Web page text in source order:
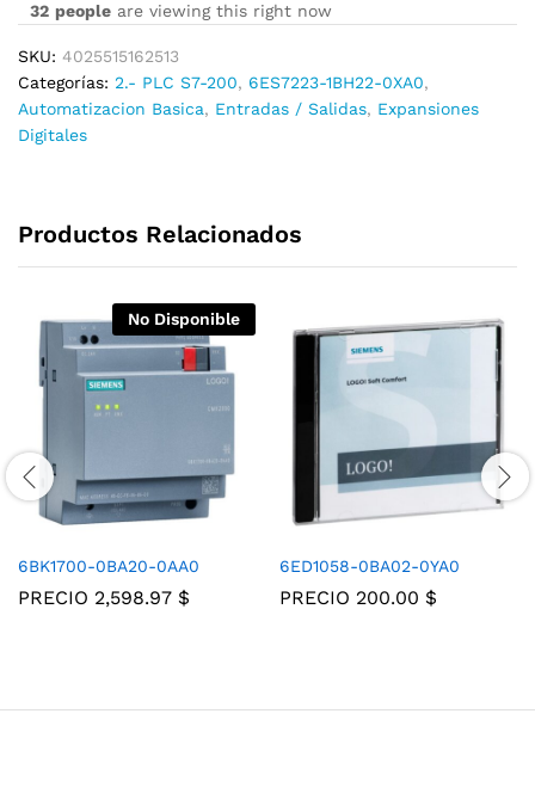
32 people are viewing this right now
SKU: 4025515162513
Categorías: 2.- PLC S7-200, 6ES7223-1BH22-0XA0,
Automatizacion Basica, Entradas / Salidas, Expansiones
Digitales
Productos Relacionados
No Disponible
6BK1700-0BA20-0AA0
PRECIO 2,598.97 $
6ED1058-0BA02-0YA0
PRECIO 200.00 $